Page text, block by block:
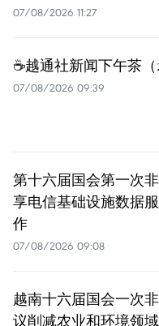
07/08/2026 11:27
☕️越通社新闻下午茶（
07/08/2026 09:39
第十六届国会第一次
享电信基础设施数据
作
07/08/2026 09:08
越南十六届国会一次
议削减农业和环境领